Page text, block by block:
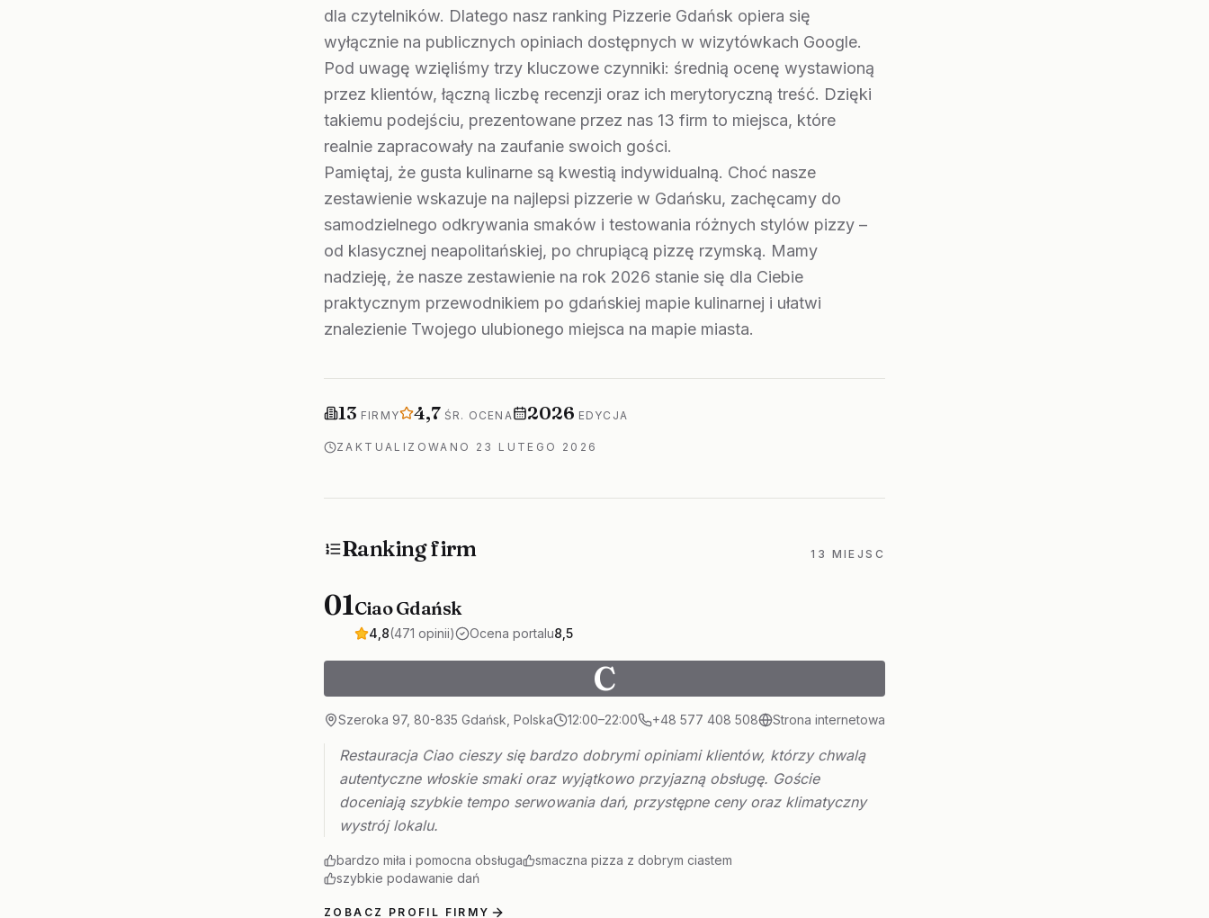
dla czytelników. Dlatego nasz ranking Pizzerie Gdańsk opiera się
wyłącznie na publicznych opiniach dostępnych w wizytówkach Google.
Pod uwagę wzięliśmy trzy kluczowe czynniki: średnią ocenę wystawioną
przez klientów, łączną liczbę recenzji oraz ich merytoryczną treść. Dzięki
takiemu podejściu, prezentowane przez nas 13 firm to miejsca, które
realnie zapracowały na zaufanie swoich gości.
Pamiętaj, że gusta kulinarne są kwestią indywidualną. Choć nasze
zestawienie wskazuje na najlepsi pizzerie w Gdańsku, zachęcamy do
samodzielnego odkrywania smaków i testowania różnych stylów pizzy –
od klasycznej neapolitańskiej, po chrupiącą pizzę rzymską. Mamy
nadzieję, że nasze zestawienie na rok 2026 stanie się dla Ciebie
praktycznym przewodnikiem po gdańskiej mapie kulinarnej i ułatwi
znalezienie Twojego ulubionego miejsca na mapie miasta.
Firm w rankingu
13 FIRMYŚrednia ocena
4,7 ŚR. OCENARok edycji
2026 EDYCJA
ZAKTUALIZOWANO 23 LUTEGO 2026
Ranking firm 13 MIEJSC
01Ciao Gdańsk
4,8(471 opinii) Ocena portalu8,5
C
Szeroka 97, 80-835 Gdańsk, Polska 12:00–22:00 +48 577 408 508 Strona internetowa
Restauracja Ciao cieszy się bardzo dobrymi opiniami klientów, którzy chwalą
autentyczne włoskie smaki oraz wyjątkowo przyjazną obsługę. Goście
doceniają szybkie tempo serwowania dań, przystępne ceny oraz klimatyczny
wystrój lokalu.
bardzo miła i pomocna obsługa
smaczna pizza z dobrym ciastem
szybkie podawanie dań
ZOBACZ PROFIL FIRMY